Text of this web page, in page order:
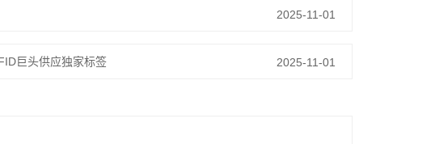
2025-11-01
巨头供应独家标签 2025-11-01